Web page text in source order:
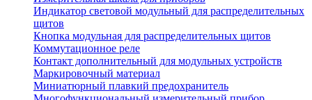
Индикатор световой модульный для распределительных
щитов
Кнопка модульная для распределительных щитов
Коммутационное реле
Контакт дополнительный для модульных устройств
Маркировочный материал
Миниатюрный плавкий предохранитель